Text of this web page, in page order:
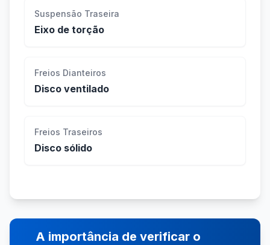
Suspensão Traseira
Eixo de torção
Freios Dianteiros
Disco ventilado
Freios Traseiros
Disco sólido
A importância de verificar o